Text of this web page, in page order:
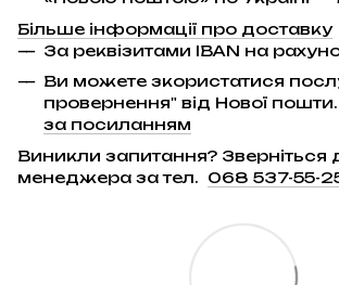
Більше інформації про доставку
За реквізитами IBAN на
Ви можете зкористатися
провернення" від Нової пошти.
за посиланням
Виникли запитання? Зверніться
менеджера за тел. 068 537-55-